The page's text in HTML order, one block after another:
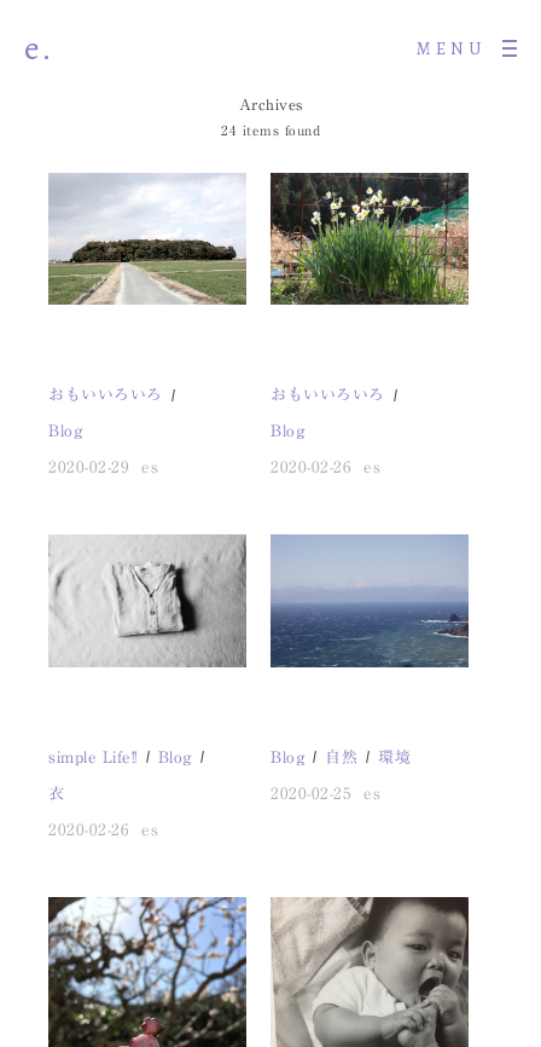
MENU
e.
Archives
24 items found
おもいいろいろ
Blog
2020-02-29 es
おもいいろいろ
Blog
2020-02-26 es
simple Life!! Blog
衣
2020-02-26 es
Blog 自然 環境
2020-02-25 es